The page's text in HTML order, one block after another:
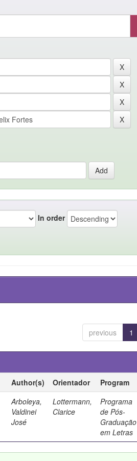
In order
previous 1
Author(s) Orientador Program
Arboleya,
Valdinei
José
Lottermann,
Clarice
Programa
de Pós-
Graduação
em Letras